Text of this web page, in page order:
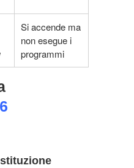
Si accende ma
non esegue i
programmi